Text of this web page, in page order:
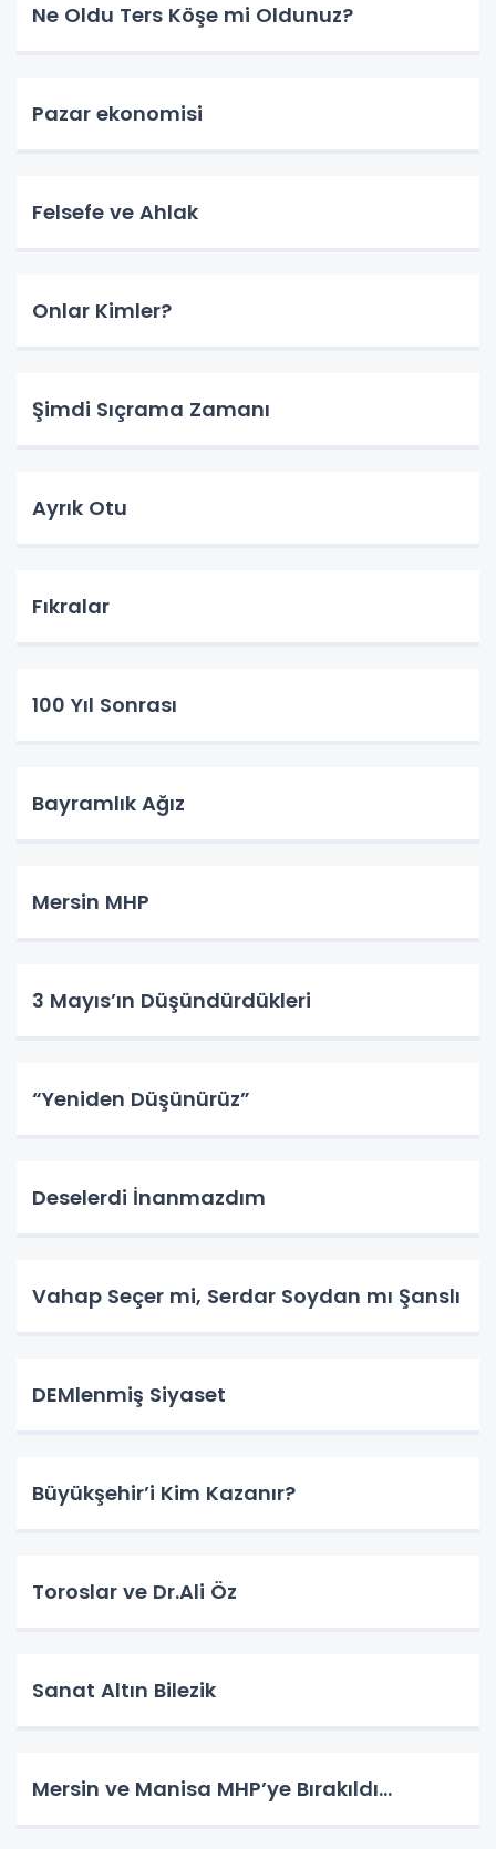
Ne Oldu Ters Köşe mi Oldunuz?
Pazar ekonomisi
Felsefe ve Ahlak
Onlar Kimler?
Şimdi Sıçrama Zamanı
Ayrık Otu
Fıkralar
100 Yıl Sonrası
Bayramlık Ağız
Mersin MHP
3 Mayıs’ın Düşündürdükleri
“Yeniden Düşünürüz”
Deselerdi İnanmazdım
Vahap Seçer mi, Serdar Soydan mı Şanslı
DEMlenmiş Siyaset
Büyükşehir’i Kim Kazanır?
Toroslar ve Dr.Ali Öz
Sanat Altın Bilezik
Mersin ve Manisa MHP’ye Bırakıldı…